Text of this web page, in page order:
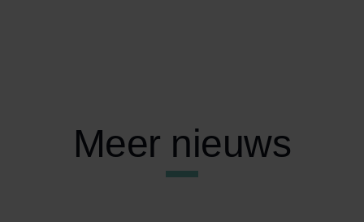
Meer nieuws